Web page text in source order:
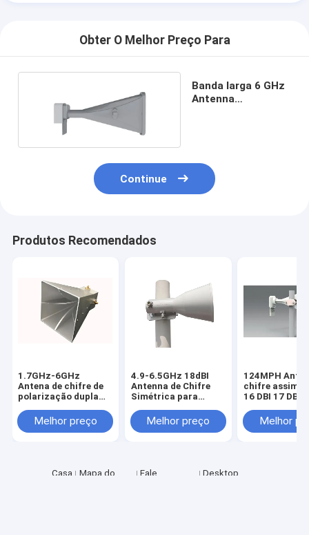
Obter O Melhor Preço Para
Banda larga 6 GHz
Antenna
Continue
Produtos Recomendados
1.7GHz-6GHz
Antena de chifre de
polarização dupla
Melhor preço
4.9-6.5GHz 18dBI
Antenna de Chifre
Simétrica para
Melhor preço
124MPH
chifre
16 DBI 17 DBI
Melhor
Casa
Mapa do
Fale
Desktop